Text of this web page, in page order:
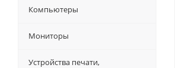
Компьютеры
Мониторы
Устройства печати,